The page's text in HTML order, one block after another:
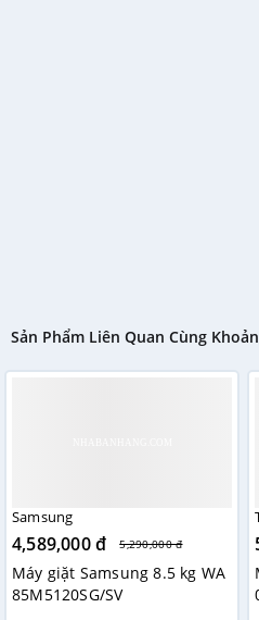
Sản Phẩm Liên Quan Cùng
Samsung
4,589,000 đ 5,290,000 đ
Máy giặt Samsung 8.5 kg WA
85M5120SG/SV